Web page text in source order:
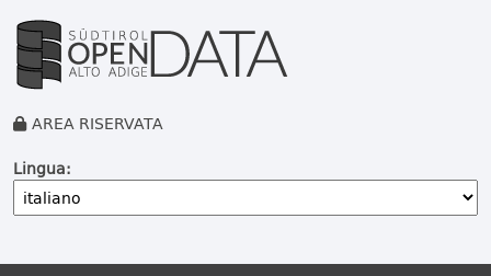
AREA RISERVATA
Lingua